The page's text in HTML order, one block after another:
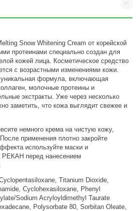
Snow Whitening Cream от корейской
протеинами специально создан для
кожей лица. Косметическое средство
с возрастными изменениями кожи.
уникальная формула, включающая
молочные протеины и
экстракты. Уже через несколько
заметить, что кожа выглядит свежее и
немного крема на чистую кожу,
применения плотно закройте
используйте маски и
РЕКАН перед нанесением
Titanium Dioxide,
Cyclohexasiloxane, Phenyl
Sodium Acryloyldimethyl Taurate
Polysorbate 80, Sorbitan Oleate,